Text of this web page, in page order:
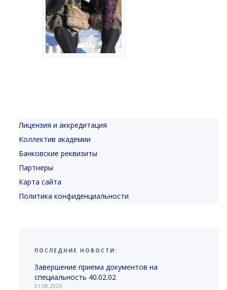
Лицензия и аккредитация
Коллектив академии
Банковские реквизиты
Партнеры
Карта сайта
Политика конфиденциальности
ПОСЛЕДНИЕ НОВОСТИ:
Завершение приема документов на
специальность 40.02.02
01.08.2026